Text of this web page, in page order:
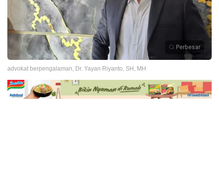
Perbesar
advokat berpengalaman, Dr. Yayan Riyanto, SH, MH